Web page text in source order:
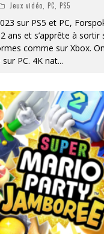
Jeux vidéo, PC, PS5
sur PS5 et PC,
ans et s’apprête à sortir
comme sur Xbox.
PC. 4K nat...